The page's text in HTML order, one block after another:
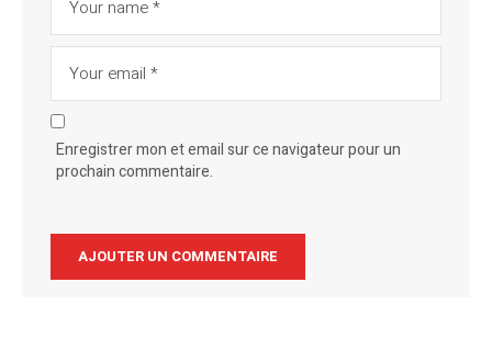
Enregistrer mon et email sur ce navigateur pour un
prochain commentaire.